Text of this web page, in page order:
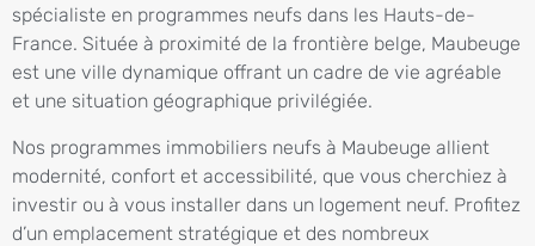
spécialiste en programmes neufs dans les Hauts-de-
France. Située à proximité de la frontière belge, Maubeuge
est une ville dynamique offrant un cadre de vie agréable
et une situation géographique privilégiée.
Nos programmes immobiliers neufs à Maubeuge allient
modernité, confort et accessibilité, que vous cherchiez à
investir ou à vous installer dans un logement neuf. Profitez
d’un emplacement stratégique et des nombreux